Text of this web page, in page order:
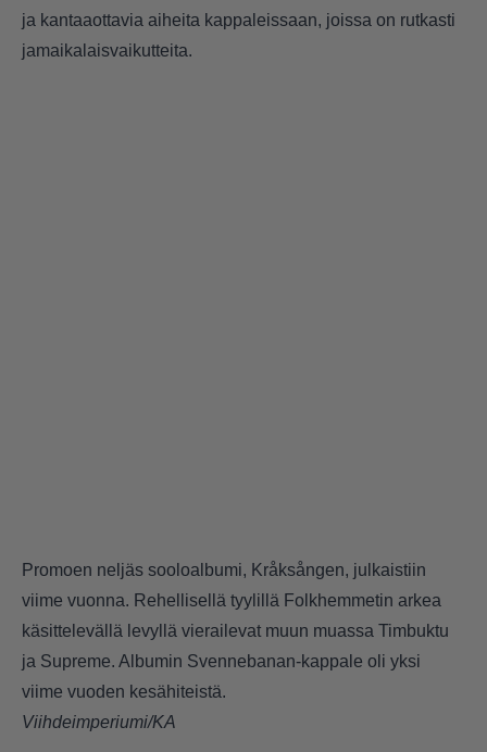
ja kantaaottavia aiheita kappaleissaan, joissa on rutkasti
jamaikalaisvaikutteita.
Promoen neljäs sooloalbumi, Kråksången, julkaistiin
viime vuonna. Rehellisellä tyylillä Folkhemmetin arkea
käsittelevällä levyllä vierailevat muun muassa Timbuktu
ja Supreme. Albumin Svennebanan-kappale oli yksi
viime vuoden kesähiteistä.
Viihdeimperiumi/KA